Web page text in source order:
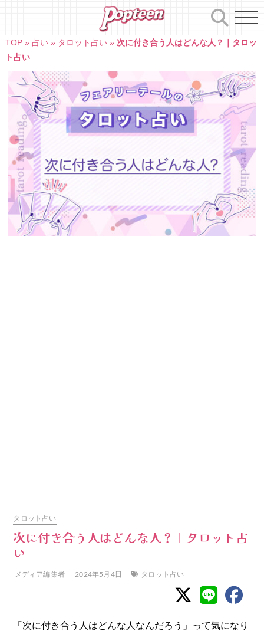
TOP» 占い» タロット占い» 次に付き合う人はどんな人？｜タロッ
ト占い
タロット占い
次に付き合う人はどんな人？｜タロット占
い
メディア編集者 2024年5月4日 タロット占い
「次に付き合う人はどんな人なんだろう」って気になり